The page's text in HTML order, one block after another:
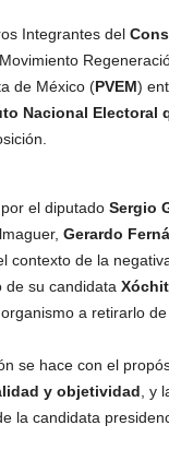
Integrantes del
de México (PVEM)
Nacional Electoral
el diputado Sergio
Gerardo
contexto de la
de su candidata
a retirarlo
se hace con el
y objetividad , y
la candidata